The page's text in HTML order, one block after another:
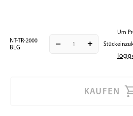
NT-TR-2000
BLG
remove add Stück
Um
KAUFEN